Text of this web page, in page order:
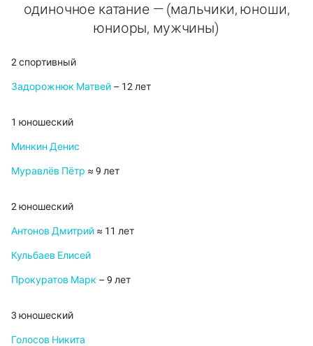
одиночное катание — (мальчики, юноши,
юниоры, мужчины)
2 спортивный
Задорожнюк Матвей – 12 лет
1 юношеский
Минкин Денис
Муравлёв Пётр ≈ 9 лет
2 юношеский
Антонов Дмитрий ≈ 11 лет
Кульбаев Елисей
Прокуратов Марк – 9 лет
3 юношеский
Голосов Никита